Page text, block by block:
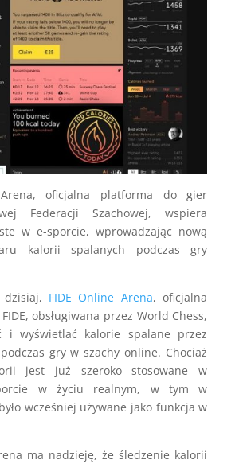
oficjalna platforma do gier
Federacji Szachowej, wspiera
w e-sporcie, wprowadzając nową
kalorii spalanych podczas gry
dzisiaj, FIDE Online Arena, oficjalna
obsługiwana przez World Chess,
i wyświetlać kalorie spalane przez
gry w szachy online. Chociaż
jest już szeroko stosowane w
w życiu realnym, w tym w
wcześniej używane jako funkcja w
ma nadzieję, że śledzenie kalorii